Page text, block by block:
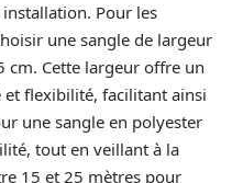
Pour les
une sangle de largeur
cm. Cette largeur offre un
flexibilité, facilitant ainsi
une sangle en polyester
tout en veillant à la
15 et 25 mètres pour